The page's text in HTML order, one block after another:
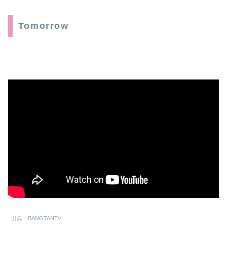
Tomorrow
出典：BANGTANTV